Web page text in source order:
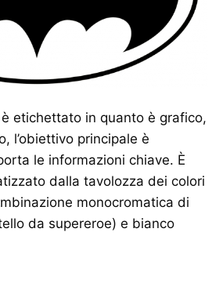
etichettato in quanto è grafico,
l’obiettivo principale è
le informazioni chiave. È
dalla tavolozza dei colori
monocromatica di
da supereroe) e bianco